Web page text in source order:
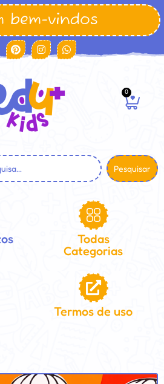
bem-vindos
0
Pesquisar
Todas
Categorias
Termos de uso